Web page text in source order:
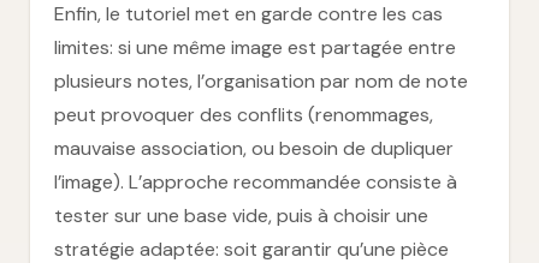
Enfin, le tutoriel met en garde contre les cas
limites: si une même image est partagée entre
plusieurs notes, l’organisation par nom de note
peut provoquer des conflits (renommages,
mauvaise association, ou besoin de dupliquer
l’image). L’approche recommandée consiste à
tester sur une base vide, puis à choisir une
stratégie adaptée: soit garantir qu’une pièce